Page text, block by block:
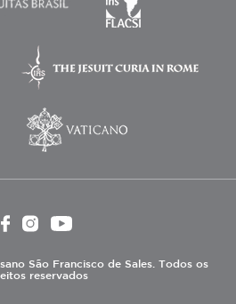
São Francisco de Sales. Todos os
reservados